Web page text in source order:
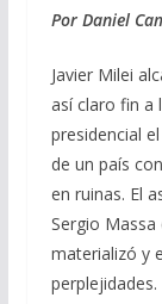
e
o
k
Por Daniel
Javier Milei
así claro fin a
presidencial
de un país
en ruinas. El
Sergio
materializó y
perplejidades.